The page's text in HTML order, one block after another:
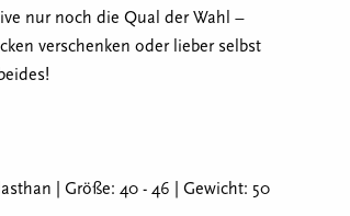
nur noch die Qual der Wahl –
verschenken oder lieber selbst
| Größe: 40 - 46 | Gewicht: 50